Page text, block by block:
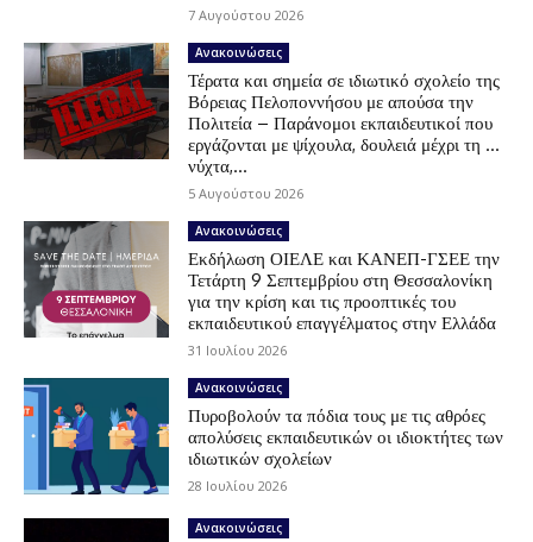
7 Αυγούστου 2026
Ανακοινώσεις
Τέρατα και σημεία σε ιδιωτικό σχολείο της
Βόρειας Πελοποννήσου με απούσα την
Πολιτεία – Παράνομοι εκπαιδευτικοί που
εργάζονται με ψίχουλα, δουλειά μέχρι τη …
νύχτα,...
5 Αυγούστου 2026
Ανακοινώσεις
Εκδήλωση ΟΙΕΛΕ και ΚΑΝΕΠ-ΓΣΕΕ την
Τετάρτη 9 Σεπτεμβρίου στη Θεσσαλονίκη
για την κρίση και τις προοπτικές του
εκπαιδευτικού επαγγέλματος στην Ελλάδα
31 Ιουλίου 2026
Ανακοινώσεις
Πυροβολούν τα πόδια τους με τις αθρόες
απολύσεις εκπαιδευτικών οι ιδιοκτήτες των
ιδιωτικών σχολείων
28 Ιουλίου 2026
Ανακοινώσεις